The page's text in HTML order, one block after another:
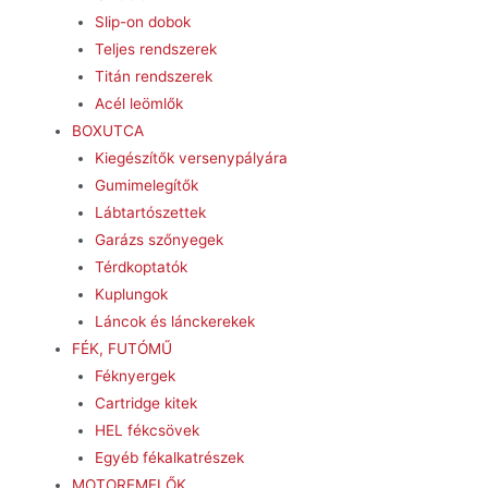
Slip-on dobok
Teljes rendszerek
Titán rendszerek
Acél leömlők
BOXUTCA
Kiegészítők versenypályára
Gumimelegítők
Lábtartószettek
Garázs szőnyegek
Térdkoptatók
Kuplungok
Láncok és lánckerekek
FÉK, FUTÓMŰ
Féknyergek
Cartridge kitek
HEL fékcsövek
Egyéb fékalkatrészek